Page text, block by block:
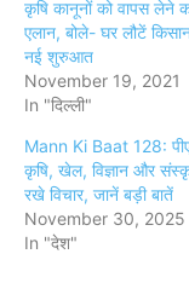
कृषि कानूनों को वापस लेने
एलान, बोले- घर लौटें
नई शुरुआत
November 19, 2021
In "दिल्ली"
Mann Ki Baat 128:
कृषि, खेल, विज्ञान और
रखे विचार, जानें बड़ी बातें
November 30, 2025
In "देश"